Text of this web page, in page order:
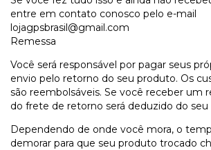
entre em contato conosco pelo e-mail
lojagpsbrasil@gmail.com
Remessa
Você será responsável por pagar seus
envio pelo retorno do seu produto. Os
são reembolsáveis. Se você receber um
do frete de retorno será deduzido do seu
Dependendo de onde você mora, o
demorar para que seu produto trocado